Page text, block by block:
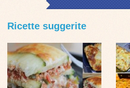
Ricette suggerite